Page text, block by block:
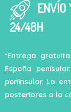
ENVÍO
24/48H
*Entrega
España
peninsular. La
posteriores a la